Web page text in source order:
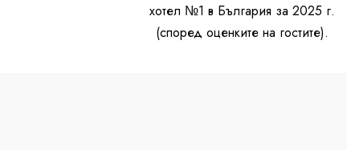
хотел №1 в България за 2025 г.
(според оценките на гостите).